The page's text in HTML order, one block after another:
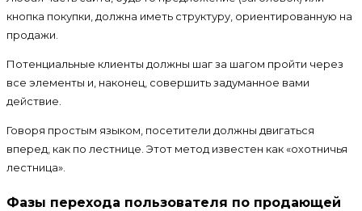
кнопка покупки, должна иметь структуру, ориентированную на
продажи.
Потенциальные клиенты должны шаг за шагом пройти через
все элементы и, наконец, совершить задуманное вами
действие.
Говоря простым языком, посетители должны двигаться
вперед, как по лестнице. Этот метод известен как «охотничья
лестница».
Фазы перехода пользователя по продающей